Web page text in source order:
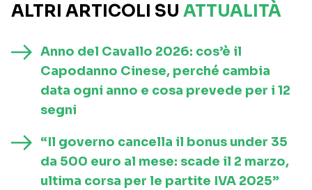
ALTRI ARTICOLI SU ATTUALITÀ
Anno del Cavallo 2026: cos’è il
Capodanno Cinese, perché cambia
data ogni anno e cosa prevede per i 12
segni
“Il governo cancella il bonus under 35
da 500 euro al mese: scade il 2 marzo,
ultima corsa per le partite IVA 2025”